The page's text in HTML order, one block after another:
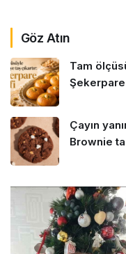
Göz Atın
Tam
Çayın
Brownie